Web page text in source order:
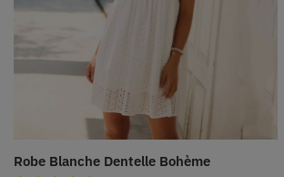
Robe Blanche Dentelle Bohème